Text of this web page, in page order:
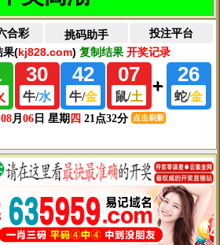
都愿意接这种极有可能砸了自己招牌的
后，这位叫Ricci Wong的设计师接受了
给你的勇气，梁静茹吗？）。
Ricci终于和夫妻俩敲定了“时间换空间” 的
，简单来说就是在同一区域，不同时间